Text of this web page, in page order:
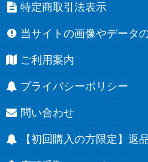
特定商取引法表示
当サイトの画像やデータ
ご利用案内
プライバシーポリシー
問い合わせ
【初回購入の方限定】返